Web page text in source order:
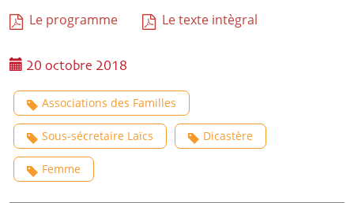
Le programme Le texte intègral
20 octobre 2018
Associations des Familles
Sous-sécretaire Laïcs Dicastère
Femme